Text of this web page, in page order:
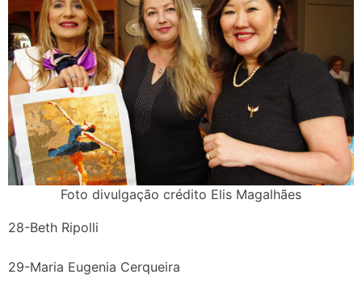
Foto divulgação crédito Elis Magalhães
28-Beth Ripolli
29-Maria Eugenia Cerqueira